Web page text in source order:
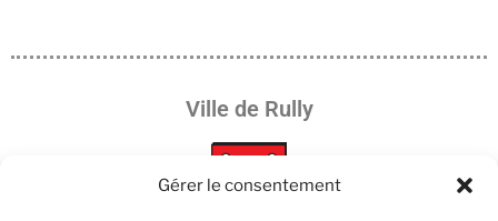
Gérer le consentement
Ville de Rully